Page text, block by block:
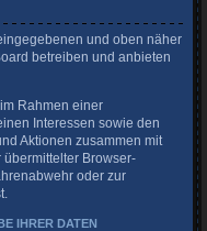
und oben näher
betreiben und anbieten
Rahmen einer
Interessen sowie den
Aktionen zusammen mit
übermittelter Browser-
oder zur
IHRER DATEN